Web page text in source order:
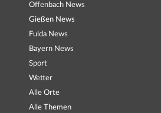
Offenbach News
Gießen News
Fulda News
Bayern News
Sport
Wetter
Alle Orte
Alle Themen